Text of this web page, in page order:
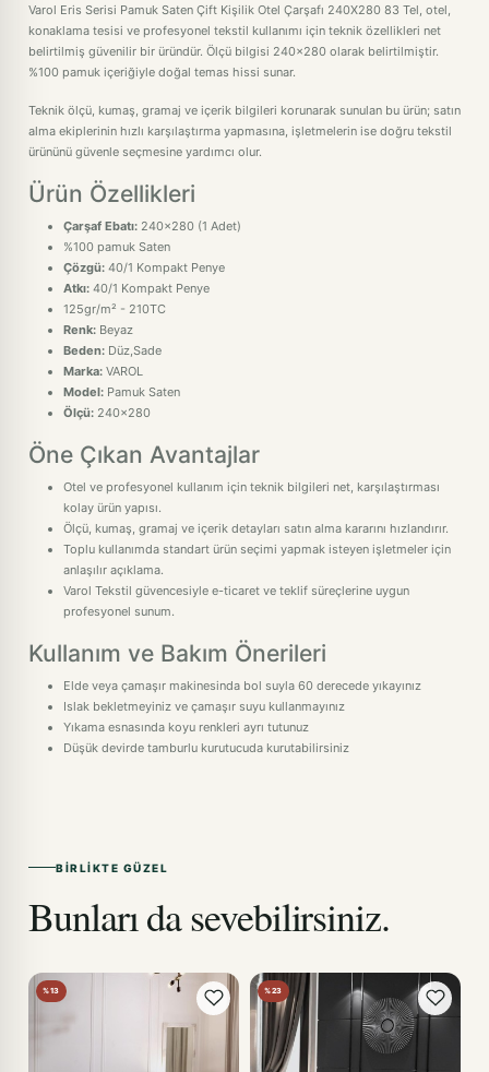
Varol Eris Serisi Pamuk Saten Çift Kişilik Otel Çarşafı 240X280 83 Tel, otel,
konaklama tesisi ve profesyonel tekstil kullanımı için teknik özellikleri net
belirtilmiş güvenilir bir üründür. Ölçü bilgisi 240x280 olarak belirtilmiştir.
%100 pamuk içeriğiyle doğal temas hissi sunar.
Teknik ölçü, kumaş, gramaj ve içerik bilgileri korunarak sunulan bu ürün; satın
alma ekiplerinin hızlı karşılaştırma yapmasına, işletmelerin ise doğru tekstil
ürününü güvenle seçmesine yardımcı olur.
Ürün Özellikleri
Çarşaf Ebatı: 240x280 (1 Adet)
%100 pamuk Saten
Çözgü: 40/1 Kompakt Penye
Atkı: 40/1 Kompakt Penye
125gr/m² - 210TC
Renk: Beyaz
Beden: Düz,Sade
Marka: VAROL
Model: Pamuk Saten
Ölçü: 240x280
Öne Çıkan Avantajlar
Otel ve profesyonel kullanım için teknik bilgileri net, karşılaştırması
kolay ürün yapısı.
Ölçü, kumaş, gramaj ve içerik detayları satın alma kararını hızlandırır.
Toplu kullanımda standart ürün seçimi yapmak isteyen işletmeler için
anlaşılır açıklama.
Varol Tekstil güvencesiyle e-ticaret ve teklif süreçlerine uygun
profesyonel sunum.
Kullanım ve Bakım Önerileri
Elde veya çamaşır makinesinda bol suyla 60 derecede yıkayınız
Islak bekletmeyiniz ve çamaşır suyu kullanmayınız
Yıkama esnasında koyu renkleri ayrı tutunuz
Düşük devirde tamburlu kurutucuda kurutabilirsiniz
BIRLIKTE GÜZEL
Bunları da sevebilirsiniz.
%13 %23